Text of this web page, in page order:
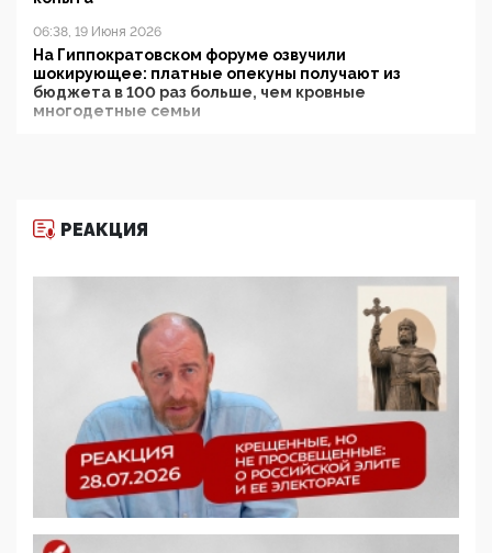
06:38, 19 Июня 2026
На Гиппократовском форуме озвучили
шокирующее: платные опекуны получают из
бюджета в 100 раз больше, чем кровные
многодетные семьи
11:53, 09 Июня 2026
деятельность ИИТО ЮНЕСКО в России, но
цифроглобалисты продолжают определять
повестку в образовании
09:43, 01 Июня 2026
5G за счет здоровья граждан: Минцифры намерено
отобрать у регионов и муниципалитетов право
защищать жилые дома и социальные объекты от
05:58, 26 Мая 2026
Роскомнадзор освободили от борца с
деструктивным и опасным контентом
07:39, 25 Мая 2026
РЕАКЦИЯ